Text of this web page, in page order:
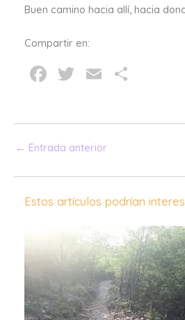
Buen camino hacia allí, hacia
Compartir en:
F
c
e
o
o
T
tt
er
E
ai
l
m
tir
← Entrada anterior
Estos artículos podrían